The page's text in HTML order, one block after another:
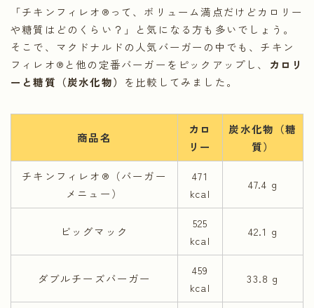
「チキンフィレオ®って、ボリューム満点だけどカロリー
や糖質はどのくらい？」と気になる方も多いでしょう。
そこで、マクドナルドの人気バーガーの中でも、チキン
フィレオ®と他の定番バーガーをピックアップし、
カロリ
ーと糖質（炭水化物） を比較してみました。
商品名
カロ
リー
炭水化物（糖
質）
チキンフィレオ®（バーガー
メニュー）
471
kcal
47.4 g
ビッグマック
525
kcal
42.1 g
ダブルチーズバーガー
459
kcal
33.8 g